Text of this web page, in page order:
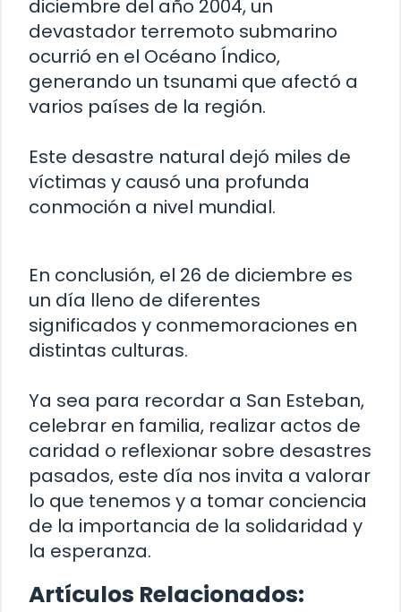
diciembre del año 2004, un
devastador terremoto submarino
ocurrió en el Océano Índico,
generando un tsunami que afectó a
varios países de la región.
Este desastre natural dejó miles de
víctimas y causó una profunda
conmoción a nivel mundial.
En conclusión, el 26 de diciembre es
un día lleno de diferentes
significados y conmemoraciones en
distintas culturas.
Ya sea para recordar a San Esteban,
celebrar en familia, realizar actos de
caridad o reflexionar sobre desastres
pasados, este día nos invita a valorar
lo que tenemos y a tomar conciencia
de la importancia de la solidaridad y
la esperanza.
Artículos Relacionados: